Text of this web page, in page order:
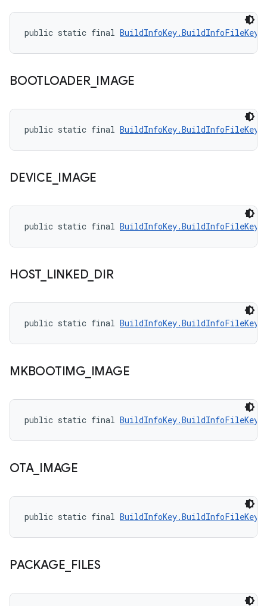
public static final BuildInfoKey.BuildInfoFileKey
BOOTLOADER_ IMAGE
public static final BuildInfoKey.BuildInfoFileKey
DEVICE IMAGE
public static final BuildInfoKey.BuildInfoFileKey
HOST_ LINKED_ DIR
public static final BuildInfoKey.BuildInfoFileKey
MKBOOTIMG_ IMAGE
public static final BuildInfoKey.BuildInfoFileKey
OTA_ IMAGE
public static final BuildInfoKey.BuildInfoFileKey
PACKAGE FILES